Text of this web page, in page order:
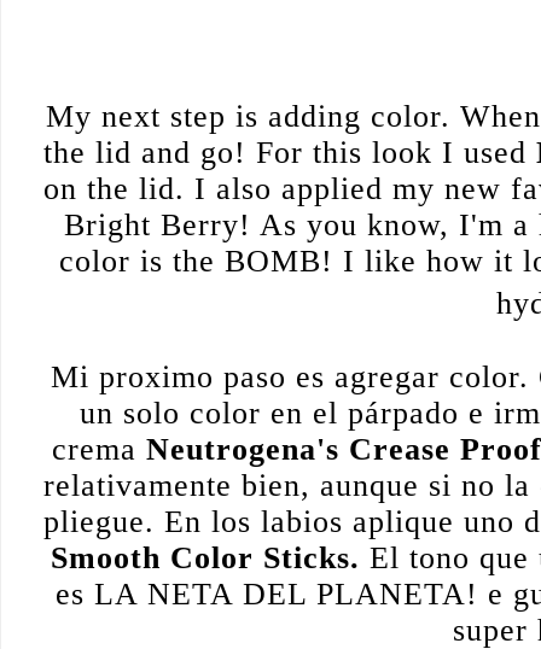
My next step is adding color.
the lid and go! For this look I used
on the lid. I also applied my new
Bright Berry! As you know, I'm a
color is the BOMB! I like how it
Mi proximo paso es agregar
un solo color en el párpado e
crema Neutrogena's Crease
relativamente bien, aunque si no
pliegue. En los labios aplique uno
Smooth Color Sticks. El tono que
es LA NETA DEL PLANETA! e